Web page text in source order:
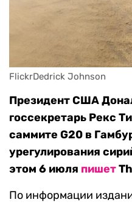
FlickrDedrick Johnson
Президент США
госсекретарь Рекс
саммите G20 в
урегулирования
этом 6 июля пишет
По информации